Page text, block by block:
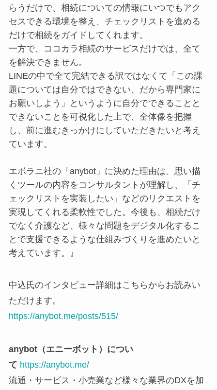
らうだけで、相続についての情報にいつでもアク
セスできる環境を整え、チェックリストを進める
だけで相続をガイドしてくれます。
一方で、ココカラ相続のサービスだけでは、全て
を解決できません。
LINEの中で全て完結できる訳ではなくて「この課
題については自分ではできない、だから専門家に
お願いしよう」というように自分でできることと
できないことを可視化した上で、全体像を把握
し、前に進むきっかけにしていただきたいと考え
ています。
エボラニ社の「anybot」に決めた理由は、思い描
くツールの内容をコンサルタントが理解し、「チ
ェックリストを実装したい」などのリクエストを
実現してくれる柔軟性でした。今後も、相続だけ
でなく介護など、様々な問題をデジタル化するこ
とで支援できるような仕組みづくりを進めたいと
考えています。』
中込氏のインタビュー詳細はこちらからお読みい
ただけます。
https://anybot.me/posts/515/
anybot（エニーボット）につい
て https://anybot.me/
流通・サービス・小売業など様々な業界のDXを加